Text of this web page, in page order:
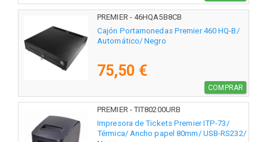
PREMIER - 46HQA5B8CB
Cajón Portamonedas Premier 460 HQ-B/
Automático/ Negro
75,50 €
COMPRAR
PREMIER - TIT80200URB
Impresora de Tickets Premier ITP-73/
Térmica/ Ancho papel 80mm/ USB-RS232/